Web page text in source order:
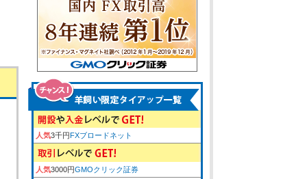
人気3千円FXブロードネット
人気3000円GMOクリック証券